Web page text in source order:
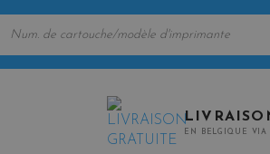
CLÉS
EN BELGIQUE VIA